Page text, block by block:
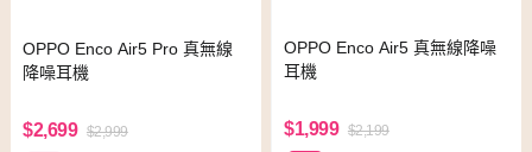
OPPO Enco Air5 Pro 真無線
降噪耳機
$2,699 $2,999
OPPO Enco Air5 真無線降噪
耳機
$1,999 $2,199